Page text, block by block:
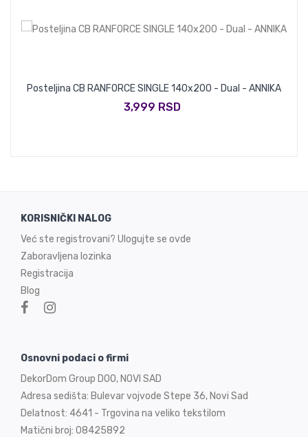
Posteljina CB RANFORCE SINGLE 140x200 - Dual - ANNIKA
3,999 RSD
KORISNIČKI NALOG
Već ste registrovani? Ulogujte se ovde
Zaboravljena lozinka
Registracija
Blog
Osnovni podaci o firmi
DekorDom Group DOO, NOVI SAD
Adresa sedišta: Bulevar vojvode Stepe 36, Novi Sad
Delatnost: 4641 - Trgovina na veliko tekstilom
Matični broj: 08425892